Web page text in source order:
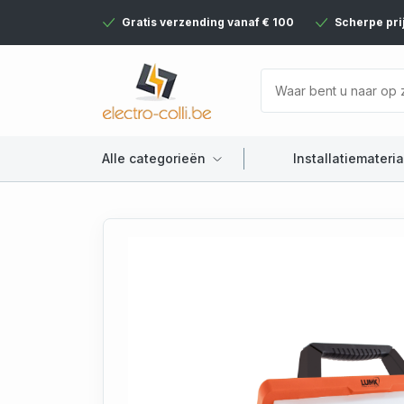
Gratis verzending vanaf € 100 Scherpe
Alle categorieën